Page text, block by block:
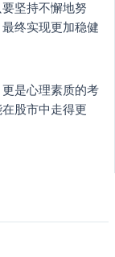
坚持不懈地努
终实现更加稳健
是心理素质的考
股市中走得更